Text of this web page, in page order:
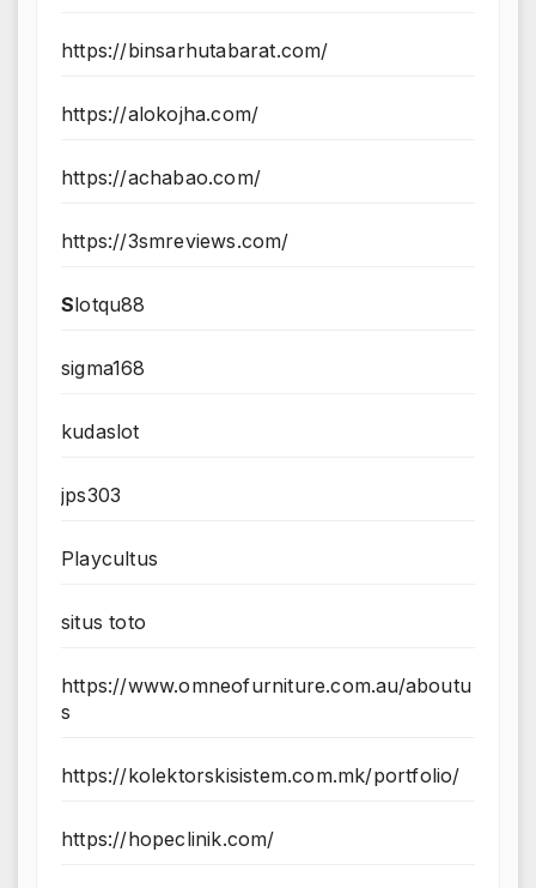
https://binsarhutabarat.com/
https://alokojha.com/
https://achabao.com/
https://3smreviews.com/
Slotqu88
sigma168
kudaslot
jps303
Playcultus
situs toto
https://www.omneofurniture.com.au/aboutu
s
https://kolektorskisistem.com.mk/portfolio/
https://hopeclinik.com/